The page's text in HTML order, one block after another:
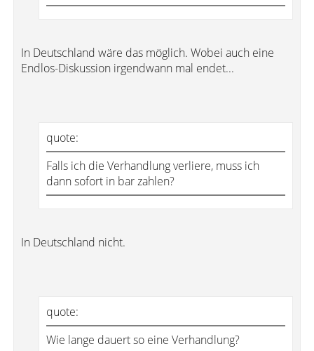
In Deutschland wäre das möglich. Wobei auch eine
Endlos-Diskussion irgendwann mal endet...
quote:
Falls ich die Verhandlung verliere, muss ich
dann sofort in bar zahlen?
In Deutschland nicht.
quote:
Wie lange dauert so eine Verhandlung?